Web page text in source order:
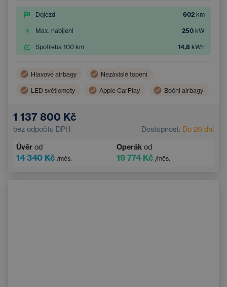
Dojezd 602 km
Max. nabíjení 250 kW
Spotřeba 100 km 14,8 kWh
Hlavové airbagy Nezávislé topení
LED světlomety Apple CarPlay Boční airbagy
Panoramatická střecha
Vyhřívané čelní sklo
1 137 800 Kč
bez odpočtu DPH Dostupnost: Do 20 dní
Úvěr od
14 340 Kč /měs.
Operák od
19 774 Kč /měs.